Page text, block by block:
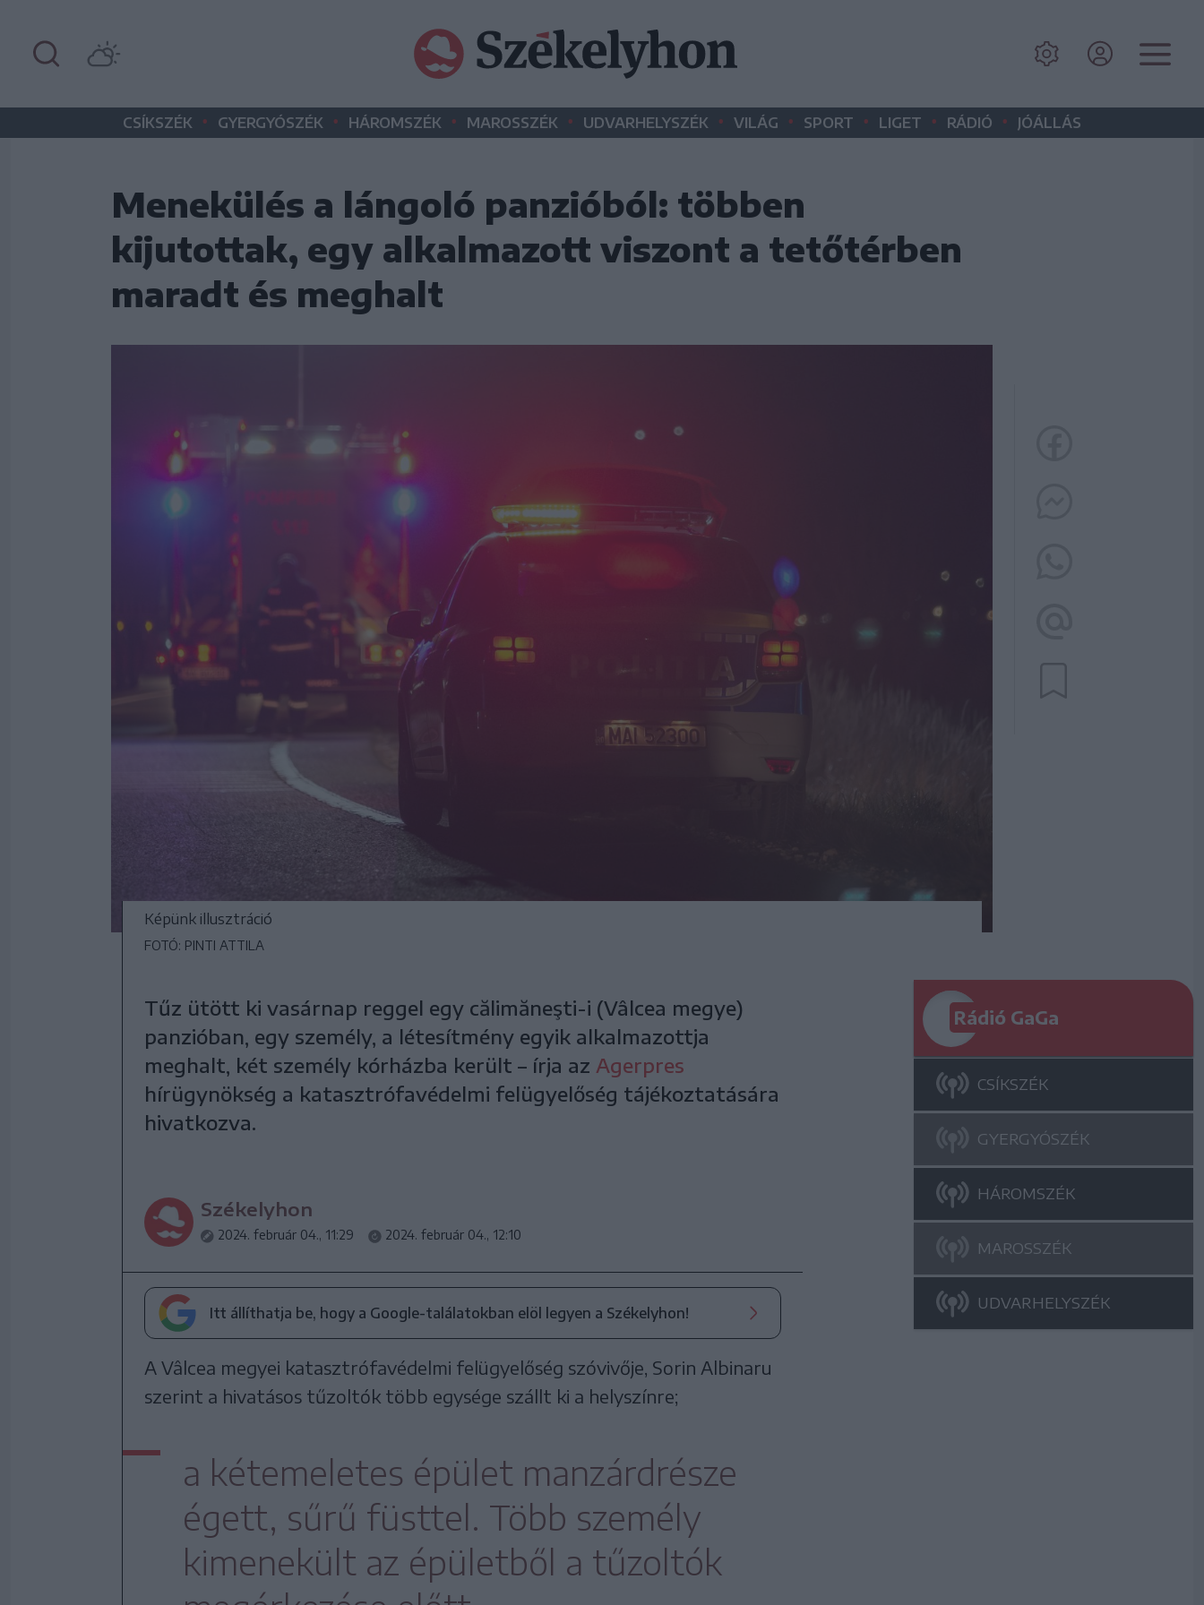
CSÍKSZÉK • GYERGYÓSZÉK • HÁROMSZÉK • MAROSSZÉK • UDVARHELYSZÉK • VILÁG • SPORT • LIGET • RÁDIÓ • JÓÁLLÁS
Menekülés a lángoló panzióból: többen
kijutottak, egy alkalmazott viszont a tetőtérben
maradt és meghalt
Képünk illusztráció
FOTÓ: PINTI ATTILA
Tűz ütött ki vasárnap reggel egy călimăneşti-i (Vâlcea megye)
panzióban, egy személy, a létesítmény egyik alkalmazottja
meghalt, két személy kórházba került – írja az Agerpres
hírügynökség a katasztrófavédelmi felügyelőség tájékoztatására
hivatkozva.
Székelyhon
2024. február 04., 11:29 2024. február 04., 12:10
Itt állíthatja be, hogy a Google-találatokban elöl legyen a Székelyhon!
A Vâlcea megyei katasztrófavédelmi felügyelőség szóvivője, Sorin Albinaru
szerint a hivatásos tűzoltók több egysége szállt ki a helyszínre;
a kétemeletes épület manzárdrésze
égett, sűrű füsttel. Több személy
kimenekült az épületből a tűzoltók
Rádió GaGa
CSÍKSZÉK
GYERGYÓSZÉK
HÁROMSZÉK
MAROSSZÉK
UDVARHELYSZÉK